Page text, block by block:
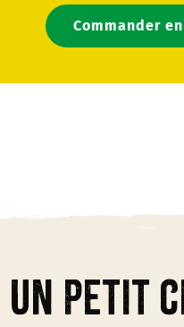
Commander
Un petit